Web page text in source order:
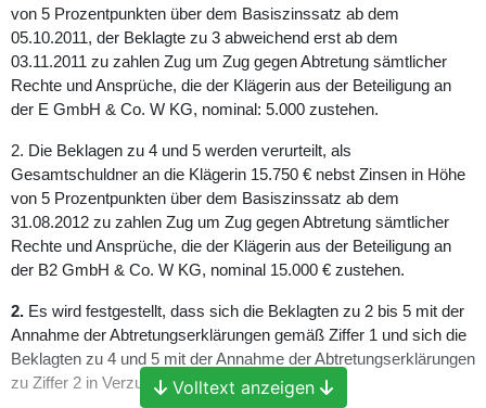
von 5 Prozentpunkten über dem Basiszinssatz ab dem
05.10.2011, der Beklagte zu 3 abweichend erst ab dem
03.11.2011 zu zahlen Zug um Zug gegen Abtretung sämtlicher
Rechte und Ansprüche, die der Klägerin aus der Beteiligung an
der E GmbH & Co. W KG, nominal: 5.000 zustehen.
2. Die Beklagen zu 4 und 5 werden verurteilt, als
Gesamtschuldner an die Klägerin 15.750 € nebst Zinsen in Höhe
von 5 Prozentpunkten über dem Basiszinssatz ab dem
31.08.2012 zu zahlen Zug um Zug gegen Abtretung sämtlicher
Rechte und Ansprüche, die der Klägerin aus der Beteiligung an
der B2 GmbH & Co. W KG, nominal 15.000 € zustehen.
2. Es wird festgestellt, dass sich die Beklagten zu 2 bis 5 mit der
Annahme der Abtretungserklärungen gemäß Ziffer 1 und sich die
Beklagten zu 4 und 5 mit der Annahme der Abtretungserklärungen
zu Ziffer 2 in Verzug befinden.Volltext anzeigen